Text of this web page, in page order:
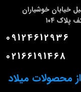
محصولات میلاد
خیابان خوشیاران
۱۰۴
09124612936
02166191468